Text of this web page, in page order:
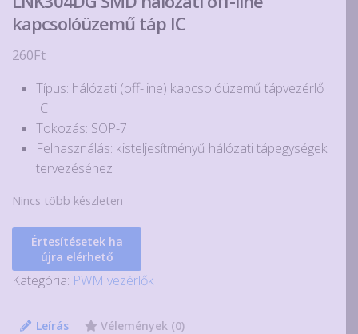
kapcsolóüzemű táp IC
260Ft
Típus: hálózati (off-line) kapcsolóüzemű tápvezérlő
IC
Tokozás: SOP-7
Felhasználás: kisteljesítményű hálózati tápegységek
tervezéséhez
Nincs több készleten
Értesítésetek ha
újra elérhető
Kategória: PWM vezérlők
Leírás Vélemények (0)